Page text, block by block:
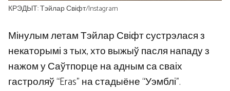
КРЭДЫТ: Тэйлар Свіфт/Instagram
Мінулым летам Тэйлар Свіфт сустрэлася з
некаторымі з тых, хто выжыў пасля нападу з
нажом у Саўтпорце на адным са сваіх
гастроляў “Eras” на стадыёне “Уэмблі”.